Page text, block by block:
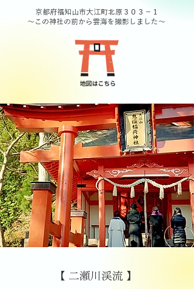
京都府福知山市大江町北原３０３－１
～この神社の前から雲海を撮影しました～
【 二瀬川渓流 】